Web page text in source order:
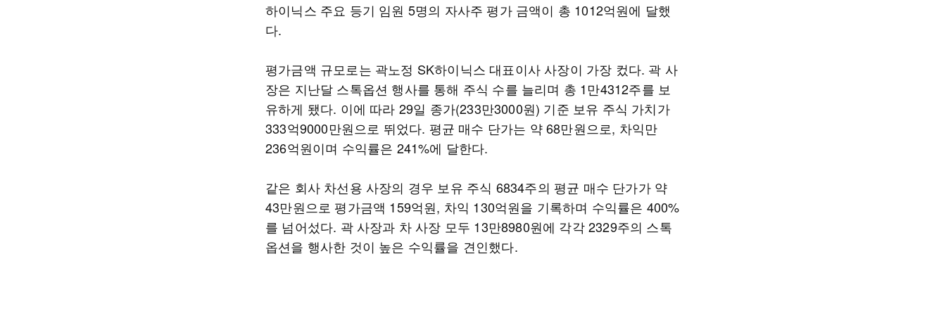
하이닉스 주요 등기 임원 5명의 자사주 평가 금액이 총 1012억원에 달했
다.
평가금액 규모로는 곽노정 SK하이닉스 대표이사 사장이 가장 컸다. 곽 사
장은 지난달 스톡옵션 행사를 통해 주식 수를 늘리며 총 1만4312주를 보
유하게 됐다. 이에 따라 29일 종가(233만3000원) 기준 보유 주식 가치가
333억9000만원으로 뛰었다. 평균 매수 단가는 약 68만원으로, 차익만
236억원이며 수익률은 241%에 달한다.
같은 회사 차선용 사장의 경우 보유 주식 6834주의 평균 매수 단가가 약
43만원으로 평가금액 159억원, 차익 130억원을 기록하며 수익률은 400%
를 넘어섰다. 곽 사장과 차 사장 모두 13만8980원에 각각 2329주의 스톡
옵션을 행사한 것이 높은 수익률을 견인했다.